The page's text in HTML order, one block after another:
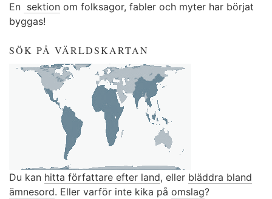
En sektion om folksagor, fabler och myter har börjat
byggas!
SÖK PÅ VÄRLDSKARTAN
Du kan hitta författare efter land, eller bläddra bland
ämnesord. Eller varför inte kika på omslag?